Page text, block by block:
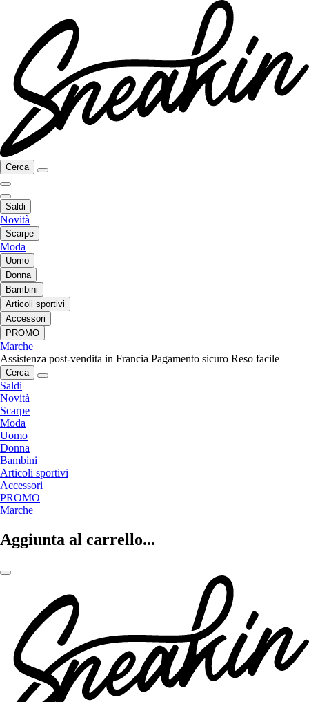
Cerca
Saldi
Novità
Scarpe
Moda
Uomo
Donna
Bambini
Articoli sportivi
Accessori
PROMO
Marche
Assistenza post-vendita in Francia Pagamento sicuro Reso facile
Cerca
Saldi
Novità
Scarpe
Moda
Uomo
Donna
Bambini
Articoli sportivi
Accessori
PROMO
Marche
Aggiunta al carrello...